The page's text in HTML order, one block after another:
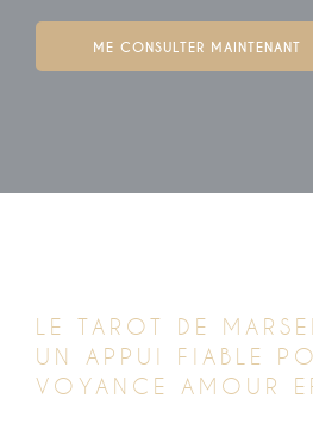
ME CONSULTER MAINTENANT
LE TAROT DE
UN APPUI FIABLE
VOYANCE AMOUR